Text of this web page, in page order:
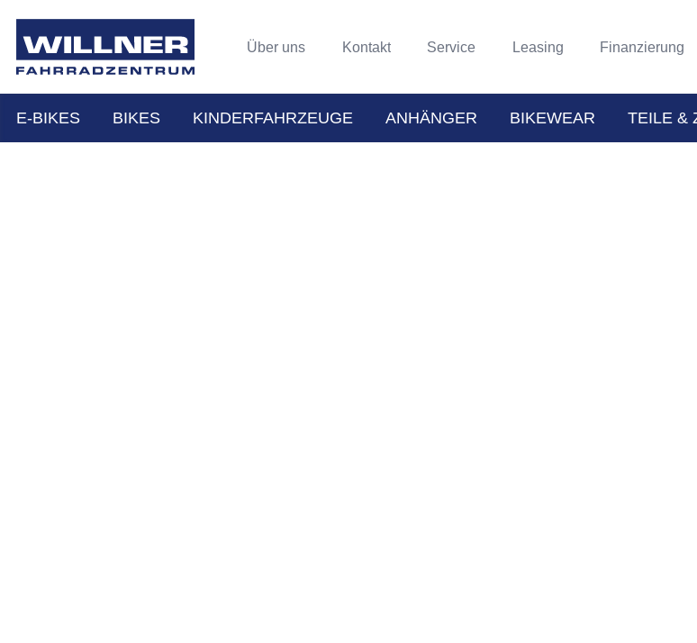
Über uns Kontakt Service Leasing Finanzierung
E-BIKES BIKES KINDERFAHRZEUGE ANHÄNGER BIKEWEAR TEILE &